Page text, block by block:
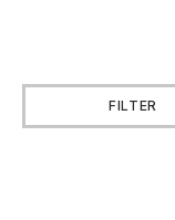
FILTER